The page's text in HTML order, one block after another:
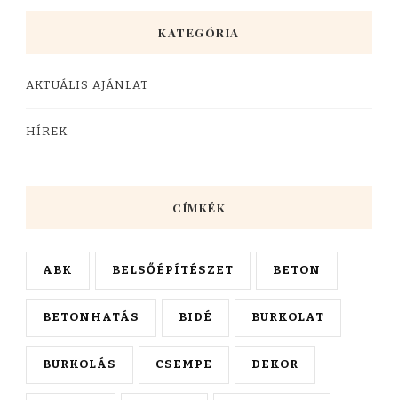
KATEGÓRIA
AKTUÁLIS AJÁNLAT
HÍREK
CÍMKÉK
ABK BELSŐÉPÍTÉSZET BETON
BETONHATÁS BIDÉ BURKOLAT
BURKOLÁS CSEMPE DEKOR